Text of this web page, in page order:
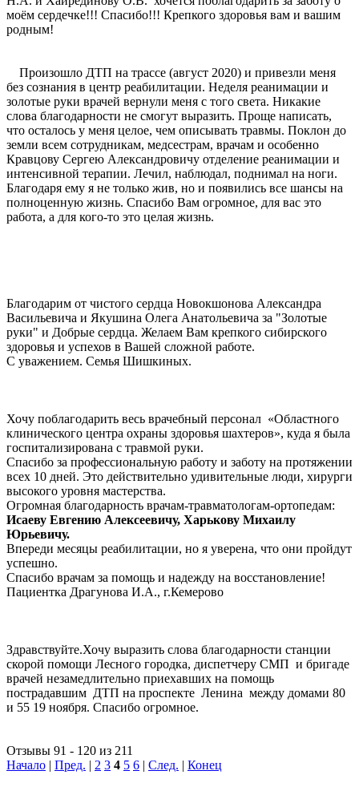
моём сердечке!!! Спасибо!!! Крепкого здоровья вам и вашим
родным!
Произошло ДТП на трассе (август 2020) и привезли меня
без сознания в центр реабилитации. Неделя реанимации и
золотые руки врачей вернули меня с того света. Никакие
слова благодарности не смогут выразить. Проще написать,
что осталось у меня целое, чем описывать травмы. Поклон до
земли всем сотрудникам, медсестрам, врачам и особенно
Кравцову Сергею Александровичу отделение реанимации и
интенсивной терапии. Лечил, наблюдал, поднимал на ноги.
Благодаря ему я не только жив, но и появились все шансы на
полноценную жизнь. Спасибо Вам огромное, для вас это
работа, а для кого-то это целая жизнь.
Благодарим от чистого сердца Новокшонова Александра
Васильевича и Якушина Олега Анатольевича за "Золотые
руки" и Добрые сердца. Желаем Вам крепкого сибирского
здоровья и успехов в Вашей сложной работе.
С уважением. Семья Шишкиных.
Хочу поблагодарить весь врачебный персонал «Областного
клинического центра охраны здоровья шахтеров», куда я была
госпитализирована с травмой руки.
Спасибо за профессиональную работу и заботу на протяжении
всех 10 дней. Это действительно удивительные люди, хирурги
высокого уровня мастерства.
Огромная благодарность врачам-травматологам-ортопедам:
Исаеву Евгению Алексеевичу, Харькову Михаилу
Юрьевичу.
Впереди месяцы реабилитации, но я уверена, что они пройдут
успешно.
Спасибо врачам за помощь и надежду на восстановление!
Пациентка Драгунова И.А., г.Кемерово
Здравствуйте.Хочу выразить слова благодарности станции
скорой помощи Лесного городка, диспетчеру СМП и бригаде
врачей незамедлительно приехавших на помощь
пострадавшим ДТП на проспекте Ленина между домами 80
и 55 19 ноября. Спасибо огромное.
Отзывы 91 - 120 из 211
Начало
Пред. 2 3 4 5 6 След. Конец